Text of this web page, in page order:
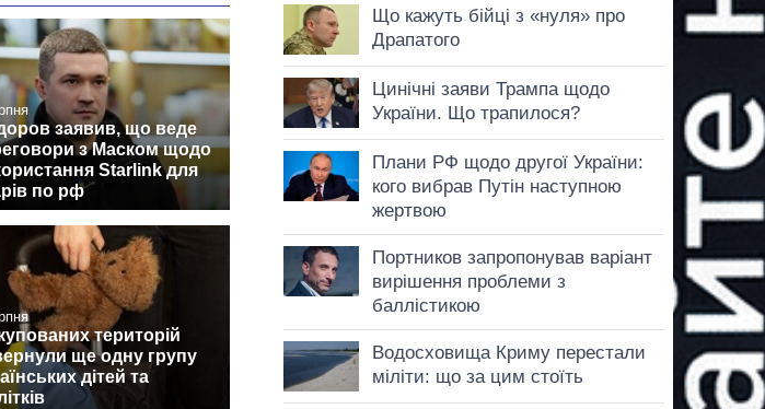
заявив, що веде
з Маском щодо
Starlink для
по рф
територій
ще одну групу
дітей та